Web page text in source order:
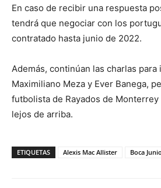
En caso de recibir una respuesta
tendrá que negociar con los
contratado hasta junio de 2022.
Además, continúan las charlas para
Maximiliano Meza y Ever Banega,
futbolista de Rayados de
lejos de arriba.
ETIQUETAS Alexis Mac Allister Boca